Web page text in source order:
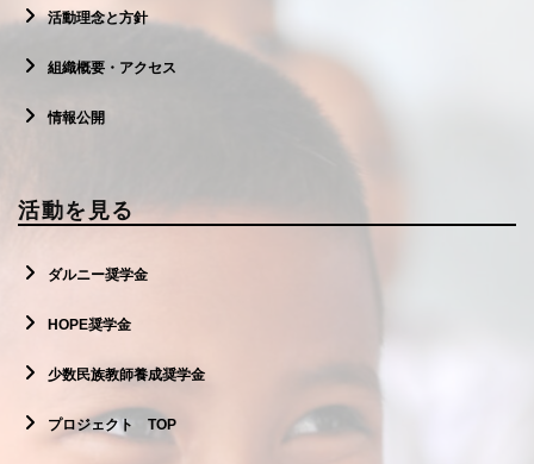
活動理念と方針
組織概要・アクセス
情報公開
活動を見る
ダルニー奨学金
HOPE奨学金
少数民族教師養成奨学金
プロジェクト TOP